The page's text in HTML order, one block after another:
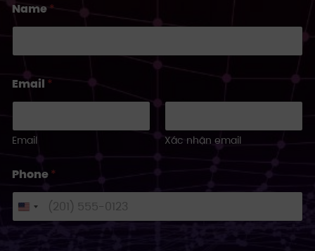
Name*
Email *
Email Xác nhận email
Phone*
U